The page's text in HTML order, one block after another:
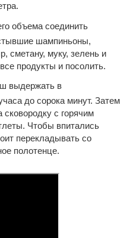
объема соединить
шампиньоны,
сметану, муку, зелень и
продукты и посолить.
выдержать в
до сорока минут. Затем
с горячим
Чтобы впитались
перекладывать со
полотенце.